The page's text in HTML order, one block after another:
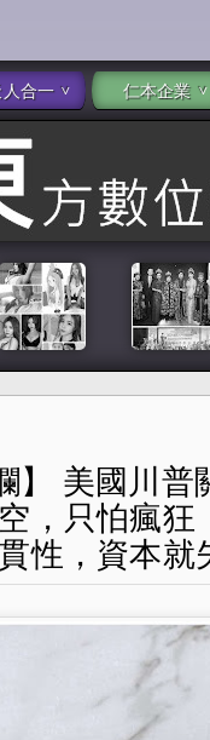
合一 仁本企業
金融市場核心真理：「市
貫性，資本就失去了導航
】 美國川
，只怕瘋
性，資本就